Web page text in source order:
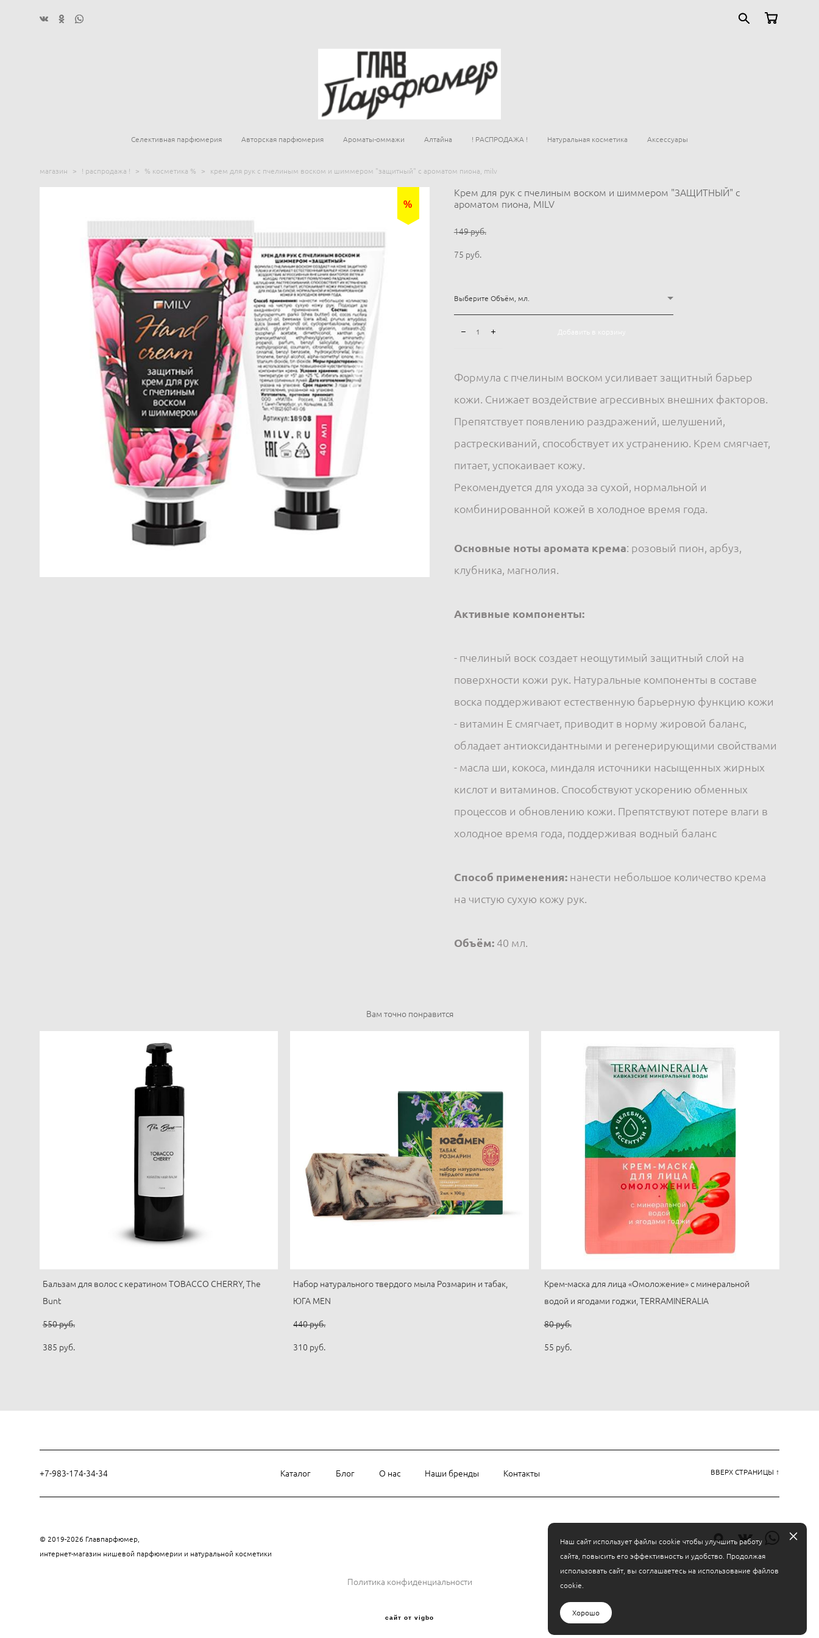
Селективная парфюмерия Авторская парфюмерия Ароматы-оммажи Алтайна ! РАСПРОДАЖА ! Натуральная косметика Аксессуары
магазин > ! распродажа ! > % косметика % > крем для рук с пчелиным воском и шиммером "защитный" с ароматом пиона, milv
%
Крем для рук с пчелиным воском и шиммером "ЗАЩИТНЫЙ" с
ароматом пиона, MILV
149 pуб.
75 pуб.
Выберите Объём, мл.
Добавить в корзину
Формула с пчелиным воском усиливает защитный барьер
кожи. Снижает воздействие агрессивных внешних факторов.
Препятствует появлению раздражений, шелушений,
растрескиваний, способствует их устранению. Крем смягчает,
питает, успокаивает кожу.
Рекомендуется для ухода за сухой, нормальной и
комбинированной кожей в холодное время года.
Основные ноты аромата крема: розовый пион, арбуз,
клубника, магнолия.
Активные компоненты:
- пчелиный воск создает неощутимый защитный слой на
поверхности кожи рук. Натуральные компоненты в составе
воска поддерживают естественную барьерную функцию кожи
- витамин Е смягчает, приводит в норму жировой баланс,
обладает антиоксидантными и регенерирующими свойствами
- масла ши, кокоса, миндаля источники насыщенных жирных
кислот и витаминов. Способствуют ускорению обменных
процессов и обновлению кожи. Препятствуют потере влаги в
холодное время года, поддерживая водный баланс
Способ применения: нанести небольшое количество крема
на чистую сухую кожу рук.
Объём: 40 мл.
Вам точно понравится
Бальзам для волос с кератином TOBACCO CHERRY, The
Bunt
550 pуб.
385 pуб.
Набор натурального твердого мыла Розмарин и табак,
ЮГА MEN
440 pуб.
310 pуб.
Крем-маска для лица «Омоложение» с минеральной
водой и ягодами годжи, TERRAMINERALIA
80 pуб.
55 pуб.
+7-983-174-34-34 Каталог Блог О нас Наши бренды Контакты ВВЕРХ СТРАНИЦЫ ↑
© 2019-2026 Главпарфюмер,
интернет-магазин нишевой парфюмерии и натуральной косметики
Политика конфиденциальности
сайт от vigbo
Наш сайт использует файлы cookie чтобы улучшить работу
сайта, повысить его эффективность и удобство. Продолжая
использовать сайт, вы соглашаетесь на использование файлов
cookie.
Хорошо